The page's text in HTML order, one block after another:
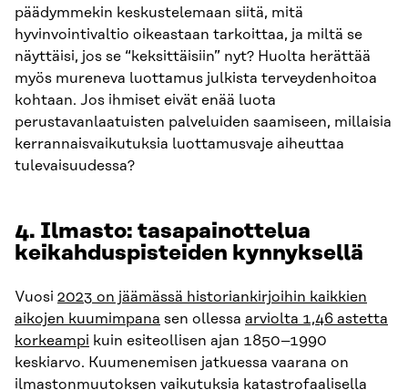
päädymmekin keskustelemaan siitä, mitä
hyvinvointivaltio oikeastaan tarkoittaa, ja miltä se
näyttäisi, jos se “keksittäisiin” nyt? Huolta herättää
myös mureneva luottamus julkista terveydenhoitoa
kohtaan. Jos ihmiset eivät enää luota
perustavanlaatuisten palveluiden saamiseen, millaisia
kerrannaisvaikutuksia luottamusvaje aiheuttaa
tulevaisuudessa?
4. Ilmasto: tasapainottelua
keikahduspisteiden kynnyksellä
Vuosi 2023 on jäämässä historiankirjoihin kaikkien
aikojen kuumimpana sen ollessa arviolta 1,46 astetta
korkeampi kuin esiteollisen ajan 1850–1990
keskiarvo. Kuumenemisen jatkuessa vaarana on
ilmastonmuutoksen vaikutuksia katastrofaalisella